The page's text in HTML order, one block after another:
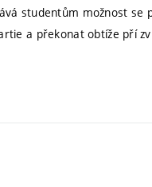
studentům možnost se
a překonat obtíže pří